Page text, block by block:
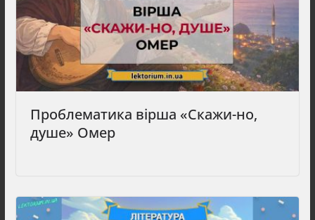
Проблематика вірша «Скажи-но,
душе» Омер